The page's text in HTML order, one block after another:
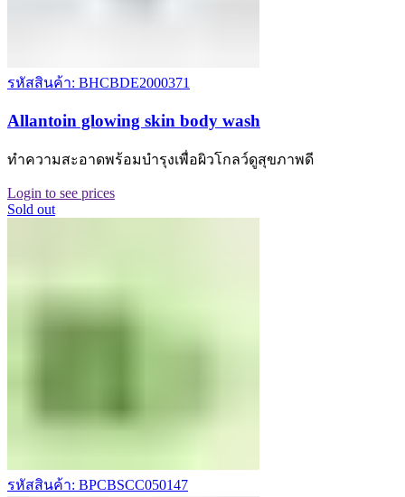
รหัสสินค้า: BHCBDE2000371
Allantoin glowing skin body wash
ทำความสะอาดพร้อมบำรุงเพื่อผิวโกลว์ดูสุขภาพดี
Login to see prices
Sold out
รหัสสินค้า: BPCBSCC050147